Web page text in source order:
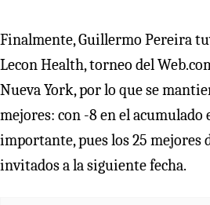
Finalmente, Guillermo Pereira
Lecon Health, torneo del
Nueva York, por lo que se
mejores: con -8 en el acumulado
importante, pues los 25 mejores
invitados a la siguiente fecha.